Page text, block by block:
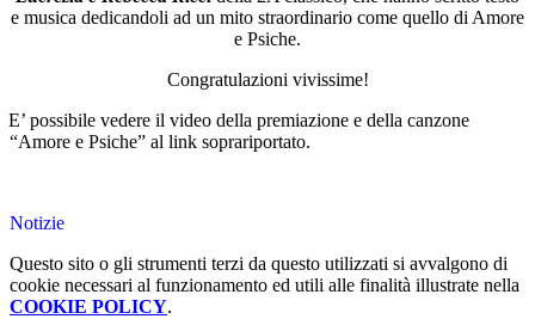
e musica dedicandoli ad un mito straordinario come quello di Amore
e Psiche.
Congratulazioni vivissime!
E’ possibile vedere il video della premiazione e della canzone
“Amore e Psiche” al link soprariportato.
Notizie
Questo sito o gli strumenti terzi da questo utilizzati si avvalgono di
cookie necessari al funzionamento ed utili alle finalità illustrate nella
COOKIE POLICY.